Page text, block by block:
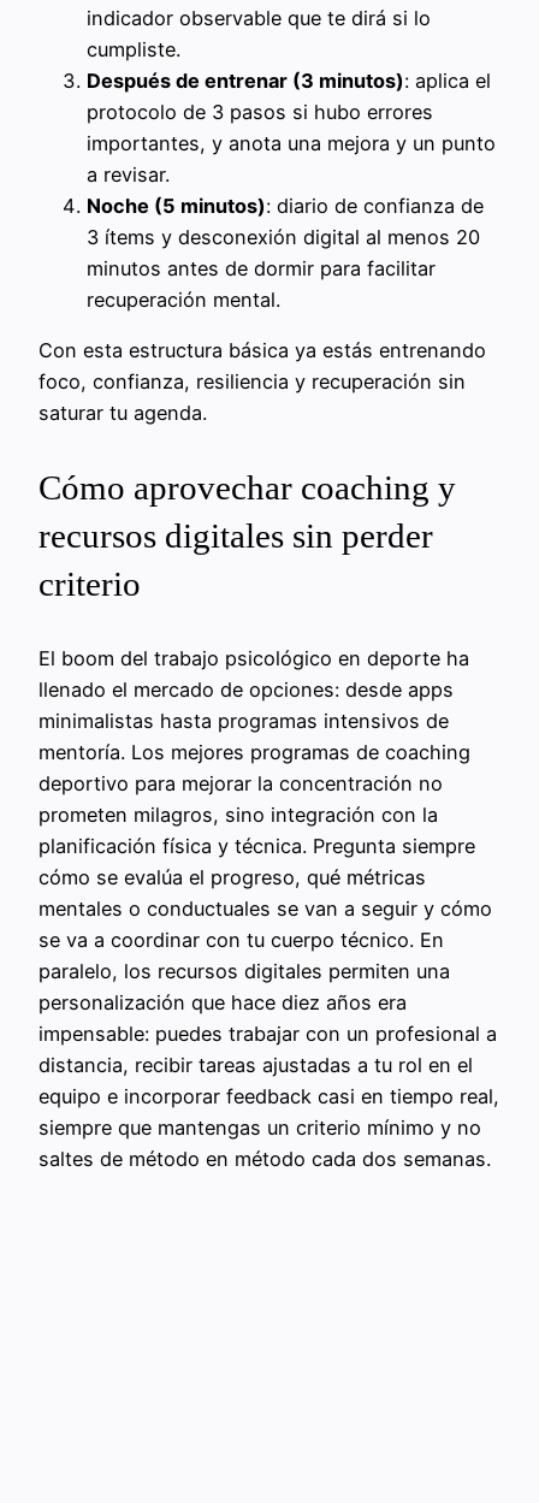
indicador observable que te dirá si lo
cumpliste.
Después de entrenar (3 minutos): aplica el
protocolo de 3 pasos si hubo errores
importantes, y anota una mejora y un punto
a revisar.
Noche (5 minutos): diario de confianza de
3 ítems y desconexión digital al menos 20
minutos antes de dormir para facilitar
recuperación mental.
Con esta estructura básica ya estás entrenando
foco, confianza, resiliencia y recuperación sin
saturar tu agenda.
Cómo aprovechar coaching y
recursos digitales sin perder
criterio
El boom del trabajo psicológico en deporte ha
llenado el mercado de opciones: desde apps
minimalistas hasta programas intensivos de
mentoría. Los mejores programas de coaching
deportivo para mejorar la concentración no
prometen milagros, sino integración con la
planificación física y técnica. Pregunta siempre
cómo se evalúa el progreso, qué métricas
mentales o conductuales se van a seguir y cómo
se va a coordinar con tu cuerpo técnico. En
paralelo, los recursos digitales permiten una
personalización que hace diez años era
impensable: puedes trabajar con un profesional a
distancia, recibir tareas ajustadas a tu rol en el
equipo e incorporar feedback casi en tiempo real,
siempre que mantengas un criterio mínimo y no
saltes de método en método cada dos semanas.